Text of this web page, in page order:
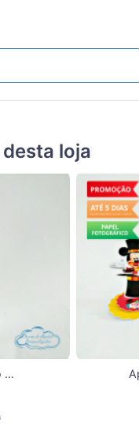
loja
Caixa pirâmide Circo do Mickey